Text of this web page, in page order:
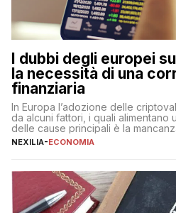
I dubbi degli europei
la necessità di una
finanziaria
In Europa l’adozione delle
da alcuni fattori, i quali alimentano
delle cause principali è la
educazione finanziaria, che
sulle criptovalute: […]
NEXILIA-ECONOMIA